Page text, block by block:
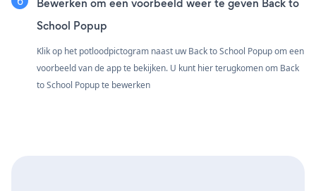
School Popup
Klik op het potloodpictogram naast uw Back to School Popup om een
voorbeeld van de app te bekijken. U kunt hier terugkomen om Back
to School Popup te bewerken